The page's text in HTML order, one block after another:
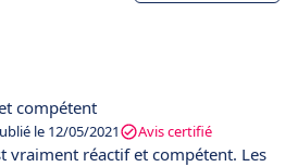
compétent
le 12/05/2021 Avis certifié
vraiment réactif et compétent. Les